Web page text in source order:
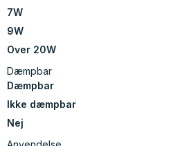
7W
9W
Over 20W
Dæmpbar
Dæmpbar
Ikke dæmpbar
Nej